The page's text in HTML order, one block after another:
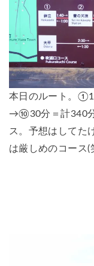
本日のルート。
→⑩30分＝計340分
ス。予想はしてた
は厳しめのコース(